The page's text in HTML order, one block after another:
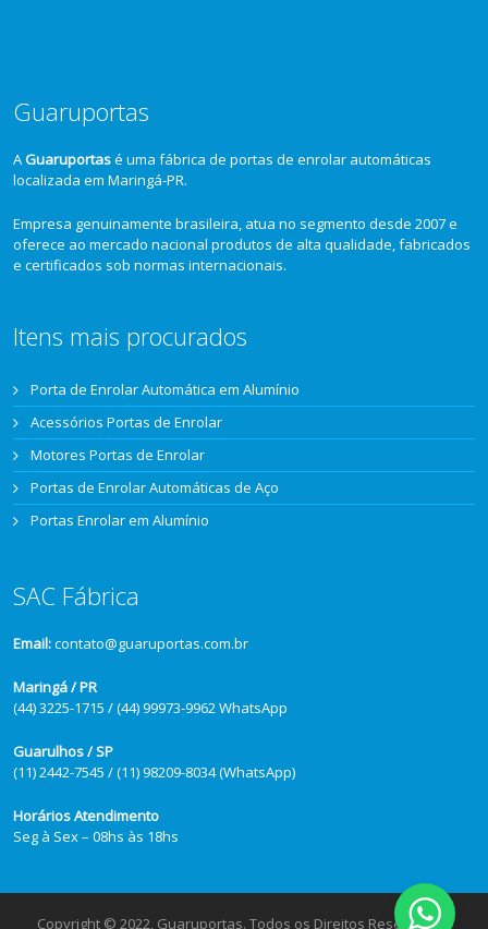
Guaruportas
AGuaruportasé uma fábrica de portas de enrolar automáticas
localizada em Maringá-PR.
Empresa genuinamente brasileira, atua no segmento desde 2007 e
oferece ao mercado nacional produtos de alta qualidade, fabricados
e certificados sob normas internacionais.
Itens mais procurados
Porta de Enrolar Automática em Alumínio
Acessórios Portas de Enrolar
Motores Portas de Enrolar
Portas de Enrolar Automáticas de Aço
Portas Enrolar em Alumínio
SAC Fábrica
Email:contato@guaruportas.com.br
Maringá / PR
(44) 3225-1715 / (44) 99973-9962 WhatsApp
Guarulhos / SP
(11) 2442-7545 / (11) 98209-8034 (WhatsApp)
Horários Atendimento
Seg à Sex – 08hs às 18hs
Copyright © 2022, Guaruportas. Todos os Direitos Reservados.